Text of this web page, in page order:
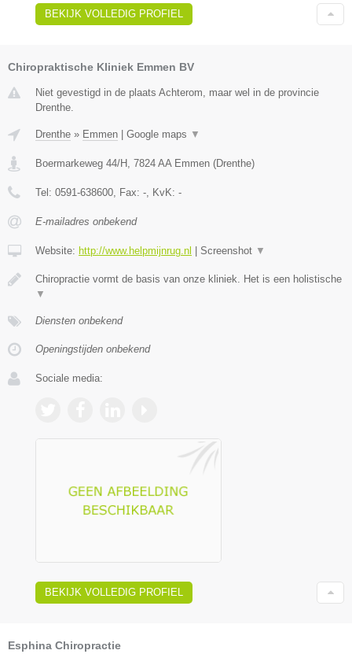
BEKIJK VOLLEDIG PROFIEL
Chiropraktische Kliniek Emmen BV
Niet gevestigd in de plaats Achterom, maar wel in de provincie
Drenthe.
Drenthe » Emmen | Google maps ▼
Boermarkeweg 44/H 7824 AA Emmen (Drenthe)
Tel: 0591-638600 , Fax: - , KvK: -
E-mailadres onbekend
Website: http://www.helpmijnrug.nl | Screenshot ▼
Chiropractie vormt de basis van onze kliniek. Het is een holistische
▼
Diensten onbekend
Openingstijden onbekend
Sociale media:
BEKIJK VOLLEDIG PROFIEL
Esphina Chiropractie